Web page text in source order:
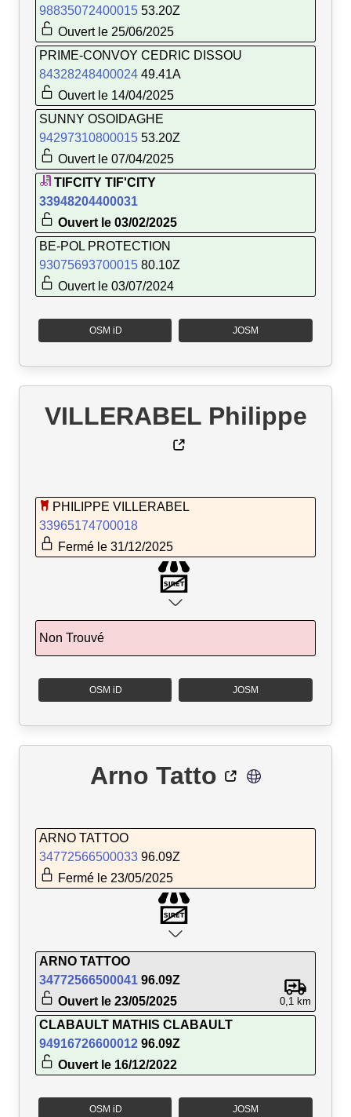
98835072400015 53.20Z
Ouvert le 25/06/2025
PRIME-CONVOY CEDRIC DISSOU
84328248400024 49.41A
Ouvert le 14/04/2025
SUNNY OSOIDAGHE
94297310800015 53.20Z
Ouvert le 07/04/2025
TIFCITY TIF'CITY
33948204400031
Ouvert le 03/02/2025
BE-POL PROTECTION
93075693700015 80.10Z
Ouvert le 03/07/2024
OSM iD JOSM
VILLERABEL Philippe
PHILIPPE VILLERABEL
33965174700018
Fermé le 31/12/2025
Non Trouvé
OSM iD JOSM
Arno Tatto
ARNO TATTOO
34772566500033 96.09Z
Fermé le 23/05/2025
ARNO TATTOO
34772566500041 96.09Z
Ouvert le 23/05/2025
0,1 km
CLABAULT MATHIS CLABAULT
94916726600012 96.09Z
Ouvert le 16/12/2022
OSM iD JOSM